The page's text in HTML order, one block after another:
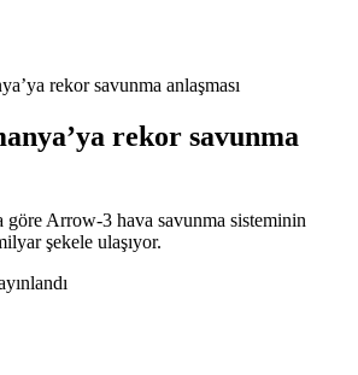
rekor savunma anlaşması
rekor savunma
Arrow-3 hava savunma sisteminin
şekele ulaşıyor.